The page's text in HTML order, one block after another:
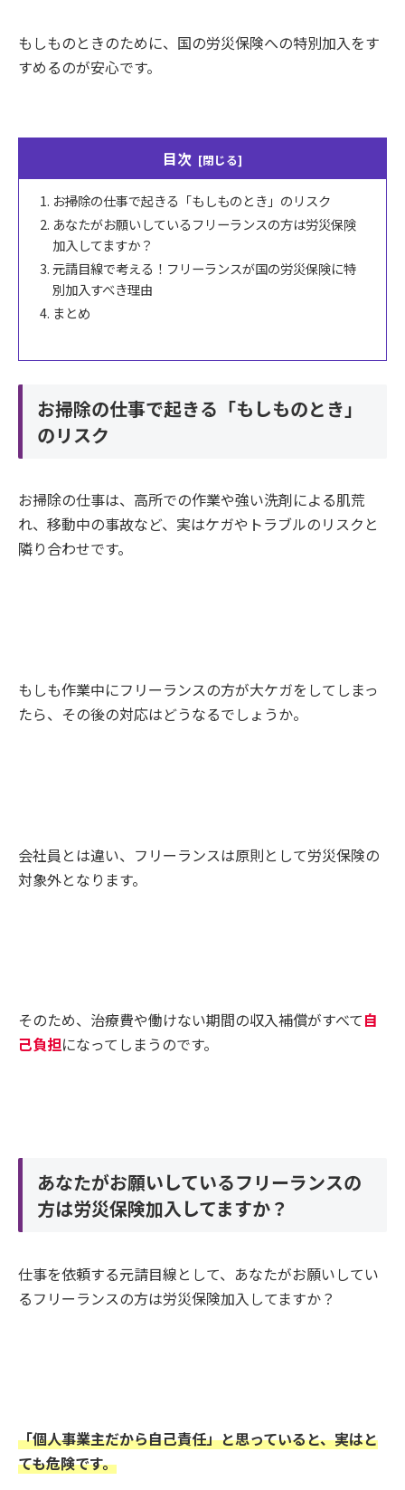
もしものときのために、国の労災保険への特別加入をす
すめるのが安心です。
目次
お掃除の仕事で起きる「もしものとき」のリスク
あなたがお願いしているフリーランスの方は労災保険
加入してますか？
元請目線で考える！フリーランスが国の労災保険に特
別加入すべき理由
まとめ
お掃除の仕事で起きる「もしものとき」
のリスク
お掃除の仕事は、高所での作業や強い洗剤による肌荒
れ、移動中の事故など、実はケガやトラブルのリスクと
隣り合わせです。
もしも作業中にフリーランスの方が大ケガをしてしまっ
たら、その後の対応はどうなるでしょうか。
会社員とは違い、フリーランスは原則として労災保険の
対象外となります。
そのため、治療費や働けない期間の収入補償がすべて自
己負担になってしまうのです。
あなたがお願いしているフリーランスの
方は労災保険加入してますか？
仕事を依頼する元請目線として、あなたがお願いしてい
るフリーランスの方は労災保険加入してますか？
「個人事業主だから自己責任」と思っていると、実はと
ても危険です。